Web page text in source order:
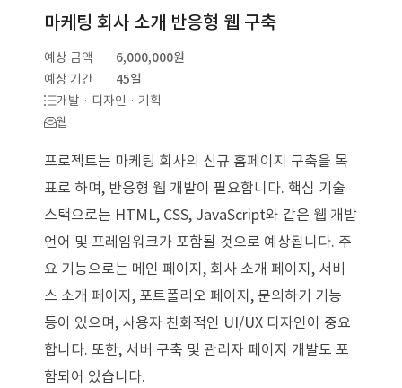
마케팅 회사 소개 반응형 웹 구축
예상 금액
6,000,000원
예상 기간
45일
개발 · 디자인 · 기획
웹
프로젝트는 마케팅 회사의 신규 홈페이지 구축을 목
표로 하며, 반응형 웹 개발이 필요합니다. 핵심 기술
스택으로는 HTML, CSS, JavaScript와 같은 웹 개발
언어 및 프레임워크가 포함될 것으로 예상됩니다. 주
요 기능으로는 메인 페이지, 회사 소개 페이지, 서비
스 소개 페이지, 포트폴리오 페이지, 문의하기 기능
등이 있으며, 사용자 친화적인 UI/UX 디자인이 중요
합니다. 또한, 서버 구축 및 관리자 페이지 개발도 포
함되어 있습니다.